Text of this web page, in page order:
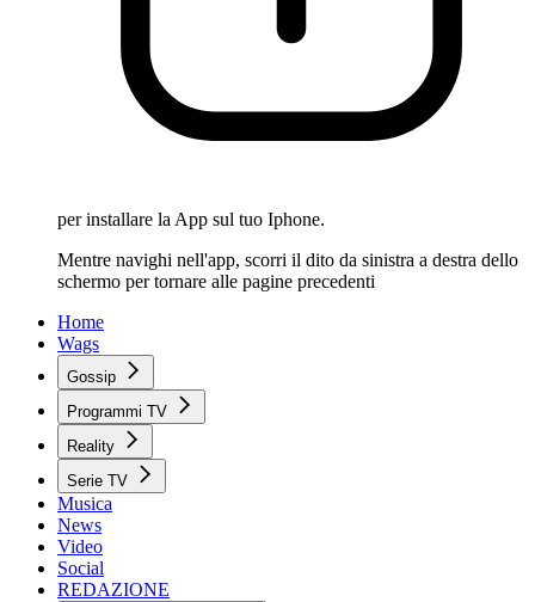
per installare la App sul tuo Iphone.
Mentre navighi nell'app, scorri il dito da sinistra a destra dello
schermo per tornare alle pagine precedenti
Home
Wags
Gossip
Programmi TV
Reality
Serie TV
Musica
News
Video
Social
REDAZIONE